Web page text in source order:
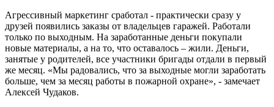
Агрессивный маркетинг сработал - практически сразу у
друзей появились заказы от владельцев гаражей. Работали
только по выходным. На заработанные деньги покупали
новые материалы, а на то, что оставалось – жили. Деньги,
занятые у родителей, все участники бригады отдали в первый
же месяц. «Мы радовались, что за выходные могли заработать
больше, чем за месяц работы в пожарной охране», - замечает
Алексей Чудаков.